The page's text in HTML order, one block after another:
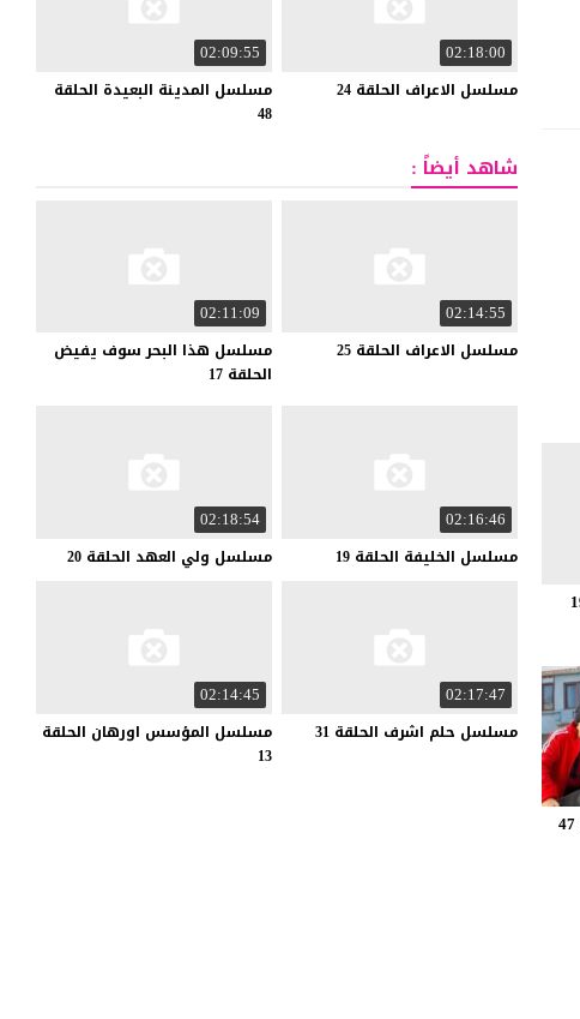
02:18:00
مسلسل الاعراف الحلقة 24
02:09:55
مسلسل المدينة البعيدة الحلقة
48
شاهد أيضاً :
02:14:55
مسلسل الاعراف الحلقة 25
02:11:09
مسلسل هذا البحر سوف يفيض
الحلقة 17
02:16:46
مسلسل الخليفة الحلقة 19
02:18:54
مسلسل ولي العهد الحلقة 20
02:17:47
مسلسل حلم اشرف الحلقة 31
02:14:45
مسلسل المؤسس اورهان الحلقة
13